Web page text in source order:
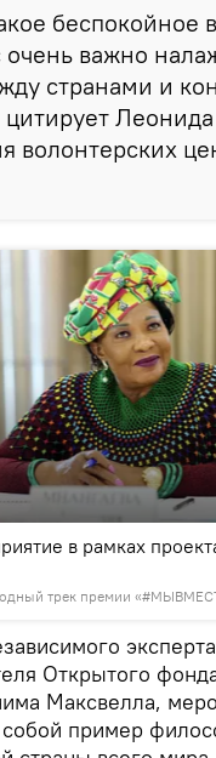
беспокойное
очень важно
странами и
волонтерских
трек премии
в рамках
Открытого
Максвелла,
собой пример